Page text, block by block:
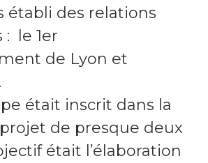
établi des relations
: le 1er
de Lyon et
était inscrit dans la
de presque deux
était l’élaboration